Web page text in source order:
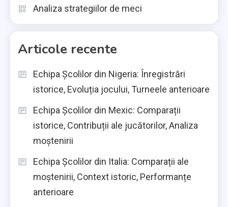
Analiza strategiilor de meci
Articole recente
Echipa Școlilor din Nigeria: Înregistrări
istorice, Evoluția jocului, Turneele anterioare
Echipa Școlilor din Mexic: Comparații
istorice, Contribuții ale jucătorilor, Analiza
moștenirii
Echipa Școlilor din Italia: Comparații ale
moștenirii, Context istoric, Performanțe
anterioare